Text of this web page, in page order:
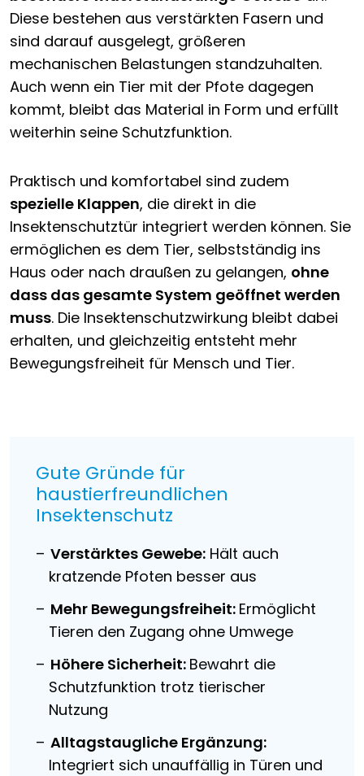
Diese bestehen aus verstärkten Fasern und
sind darauf ausgelegt, größeren
mechanischen Belastungen standzuhalten.
Auch wenn ein Tier mit der Pfote dagegen
kommt, bleibt das Material in Form und erfüllt
weiterhin seine Schutzfunktion.
Praktisch und komfortabel sind zudem
spezielle Klappen, die direkt in die
Insektenschutztür integriert werden können. Sie
ermöglichen es dem Tier, selbstständig ins
Haus oder nach draußen zu gelangen, ohne
dass das gesamte System geöffnet werden
muss. Die Insektenschutzwirkung bleibt dabei
erhalten, und gleichzeitig entsteht mehr
Bewegungsfreiheit für Mensch und Tier.
Gute Gründe für
haustierfreundlichen
Insektenschutz
Verstärktes Gewebe: Hält auch
kratzende Pfoten besser aus
Mehr Bewegungsfreiheit: Ermöglicht
Tieren den Zugang ohne Umwege
Höhere Sicherheit: Bewahrt die
Schutzfunktion trotz tierischer
Nutzung
Alltagstaugliche Ergänzung:
Integriert sich unauffällig in Türen und